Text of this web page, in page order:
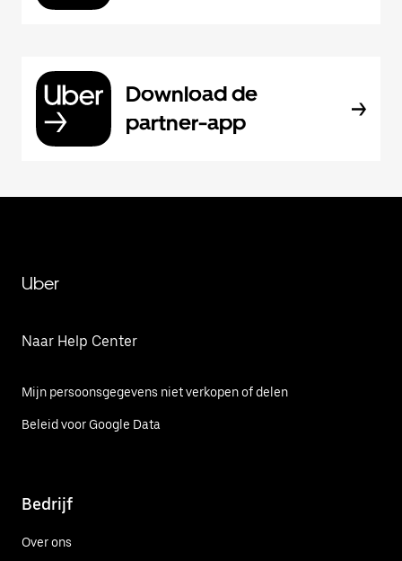
Download de
partner-app
Uber
Naar Help Center
Mijn persoonsgegevens niet verkopen of delen
Beleid voor Google Data
Bedrijf
Over ons